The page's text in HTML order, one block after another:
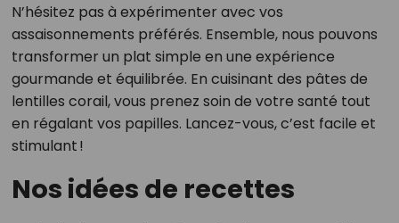
N’hésitez pas à expérimenter avec vos
assaisonnements préférés. Ensemble, nous pouvons
transformer un plat simple en une expérience
gourmande et équilibrée. En cuisinant des pâtes de
lentilles corail, vous prenez soin de votre santé tout
en régalant vos papilles. Lancez-vous, c’est facile et
stimulant !
Nos idées de recettes